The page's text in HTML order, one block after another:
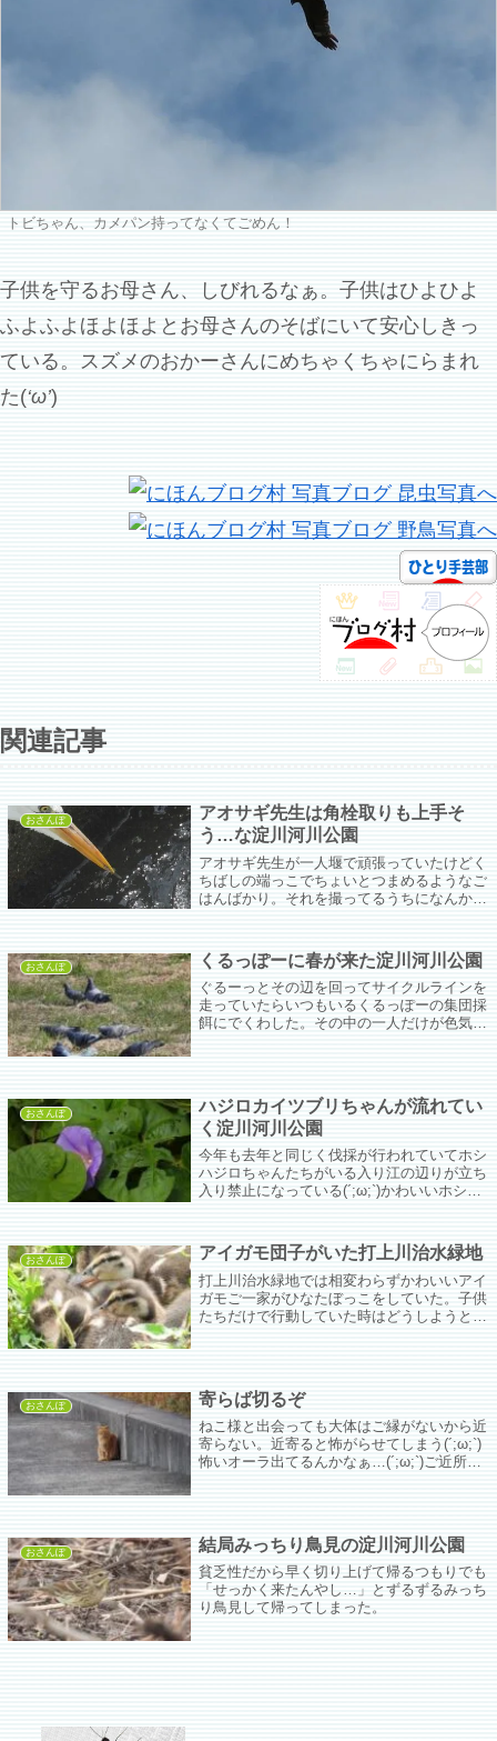
トビちゃん、カメパン持ってなくてごめん！
子供を守るお母さん、しびれるなぁ。子供はひよひよ
ふよふよほよほよとお母さんのそばにいて安心しきっ
ている。スズメのおかーさんにめちゃくちゃにらまれ
た(‘ω’)
関連記事
おさんぽ
アオサギ先生は角栓取りも上手そ
う…な淀川河川公園
アオサギ先生が一人堰で頑張っていたけどく
ちばしの端っこでちょいとつまめるようなご
はんばかり。それを撮ってるうちになんか既
川でも見られるとはｗ
おさんぽ くるっぽーに春が来た淀川河川公園
ぐるーっとその辺を回ってサイクルラインを
走っていたらいつもいるくるっぽーの集団採
餌にでくわした。その中の一人だけが色気づ
おさんぽ
ハジロカイツブリちゃんが流れてい
く淀川河川公園
今年も去年と同じく伐採が行われていてホシ
ハジロちゃんたちがいる入り江の辺りが立ち
入り禁止になっている(´;ω;`)かわいいホシハ
おさんぽ アイガモ団子がいた打上川治水緑地
打上川治水緑地では相変わらずかわいいアイ
ガモご一家がひなたぼっこをしていた。子供
たちだけで行動していた時はどうしようと血
おさんぽ 寄らば切るぞ
ねこ様と出会っても大体はご縁がないから近
寄らない。近寄ると怖がらせてしまう(´;ω;`)
怖いオーラ出てるんかなぁ…(´;ω;`)ご近所さ
おさんぽ 結局みっちり鳥見の淀川河川公園
貧乏性だから早く切り上げて帰るつもりでも
「せっかく来たんやし…」とずるずるみっち
り鳥見して帰ってしまった。